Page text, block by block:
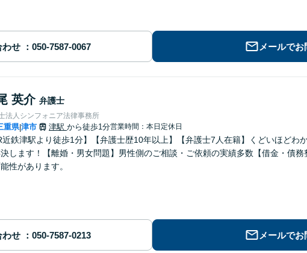
わせ メールで
英介 弁護士
法人シンフォニア法律事務所
重県|津市 津駅 から徒歩1分営業時間：本日定休日
近鉄津駅より徒歩1分】【弁護士歴10年以上】【弁護士7人在籍】くどいほどわ
します！【離婚・男女問題】男性側のご相談・ご依頼の実績多数【借金・債
性があります。
わせ メールで